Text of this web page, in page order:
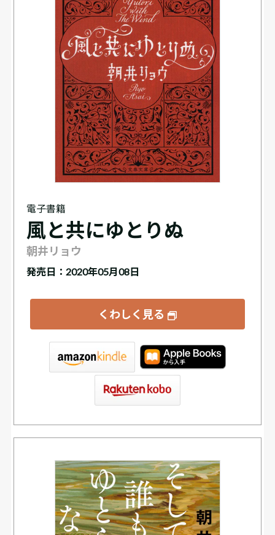
電子書籍
風と共にゆとりぬ
朝井リョウ
発売日：2020年05月08日
くわしく見る